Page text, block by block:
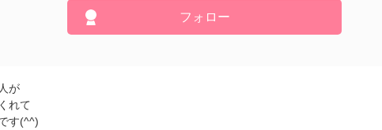
フォロー
が
れて
す(^^)